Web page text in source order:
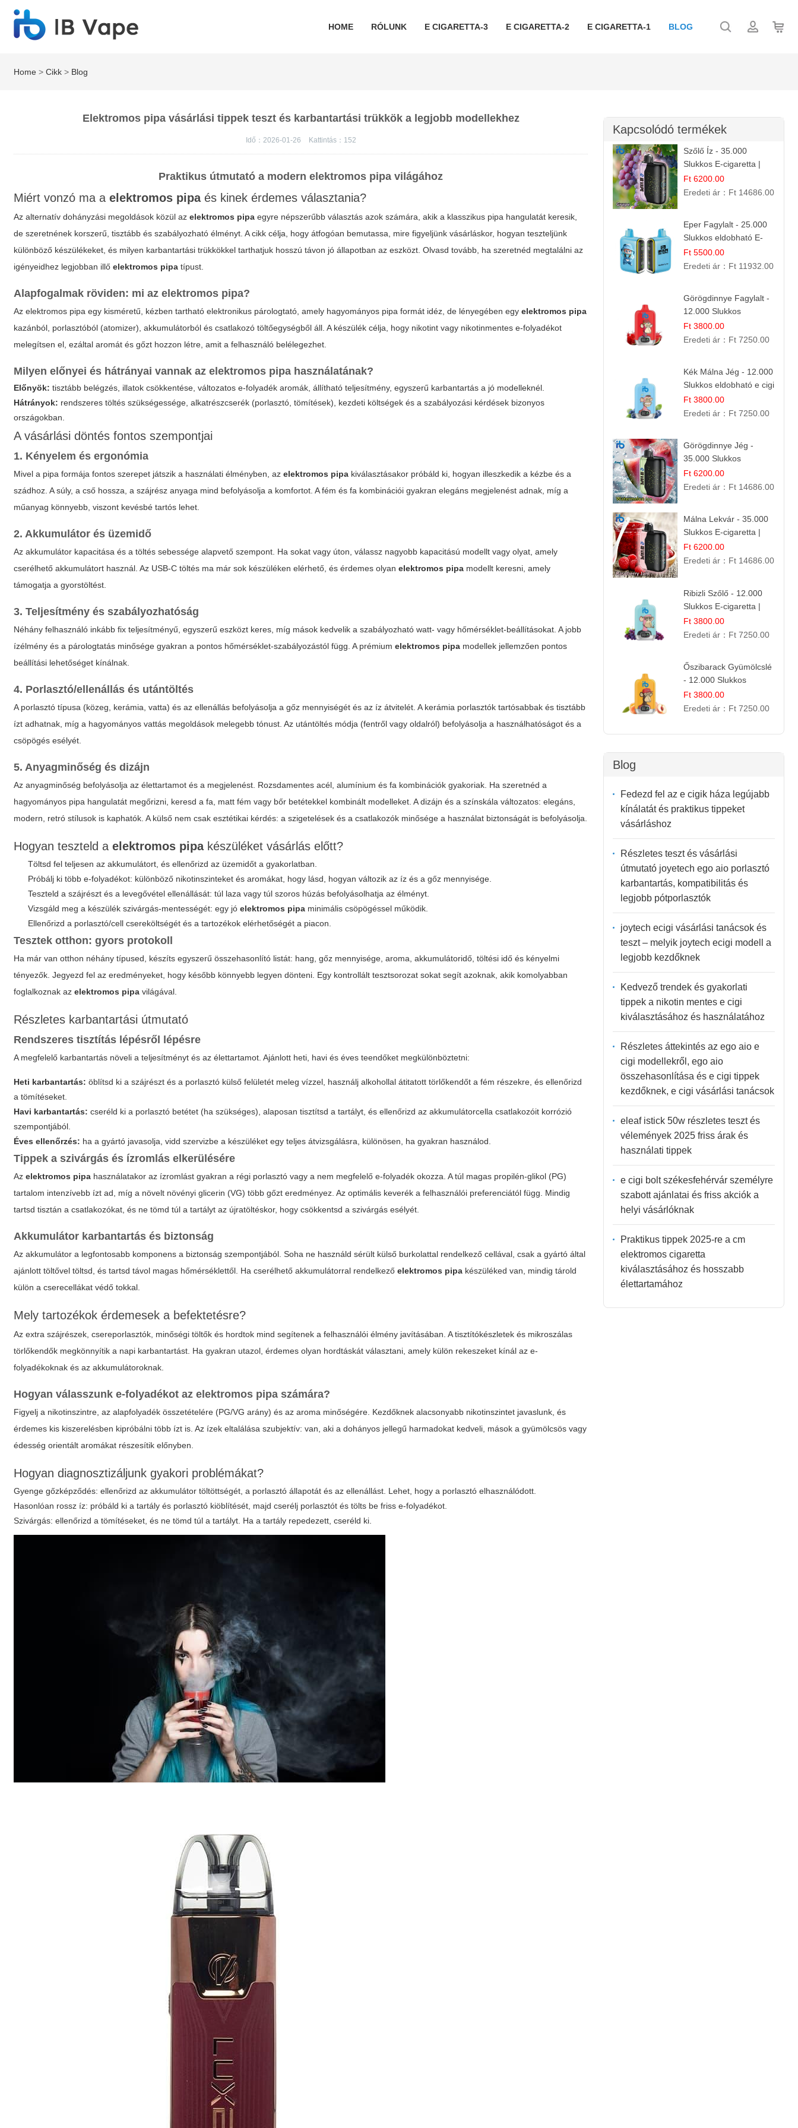
HOME RÓLUNK E CIGARETTA-3 E CIGARETTA-2 E CIGARETTA-1 BLOG
Home >Cikk > Blog
Elektromos pipa vásárlási tippek teszt és karbantartási trükkök a legjobb modellekhez
Idő：2026-01-26 Kattintás： 152
Praktikus útmutató a modernelektromos pipa világához
Miért vonzó ma aelektromos pipaés kinek érdemes választania?
Az alternatív dohányzási megoldások közül azelektromos pipa egyre népszerűbb választás azok számára, akik a klasszikus pipa hangulatát keresik,
de szeretnének korszerű, tisztább és szabályozható élményt. A cikk célja, hogy átfogóan bemutassa, mire figyeljünk vásárláskor, hogyan teszteljünk
különböző készülékeket, és milyen karbantartási trükkökkel tarthatjuk hosszú távon jó állapotban az eszközt. Olvasd tovább, ha szeretnéd megtalálni az
igényeidhez legjobban illőelektromos pipa típust.
Alapfogalmak röviden: mi azelektromos pipa?
Azelektromos pipa egy kisméretű, kézben tartható elektronikus párologtató, amely hagyományos pipa formát idéz, de lényegében egyelektromos pipa
kazánból, porlasztóból (atomizer), akkumulátorból és csatlakozó töltőegységből áll. A készülék célja, hogy nikotint vagy nikotinmentes e-folyadékot
melegítsen el, ezáltal aromát és gőzt hozzon létre, amit a felhasználó belélegezhet.
Milyen előnyei és hátrányai vannak azelektromos pipa használatának?
Előnyök: tisztább belégzés, illatok csökkentése, változatos e-folyadék aromák, állítható teljesítmény, egyszerű karbantartás a jó modelleknél.
Hátrányok: rendszeres töltés szükségessége, alkatrészcserék (porlasztó, tömítések), kezdeti költségek és a szabályozási kérdések bizonyos
országokban.
A vásárlási döntés fontos szempontjai
1. Kényelem és ergonómia
Mivel a pipa formája fontos szerepet játszik a használati élményben, azelektromos pipa kiválasztásakor próbáld ki, hogyan illeszkedik a kézbe és a
szádhoz. A súly, a cső hossza, a szájrész anyaga mind befolyásolja a komfortot. A fém és fa kombinációi gyakran elegáns megjelenést adnak, míg a
műanyag könnyebb, viszont kevésbé tartós lehet.
2. Akkumulátor és üzemidő
Az akkumulátor kapacitása és a töltés sebessége alapvető szempont. Ha sokat vagy úton, válassz nagyobb kapacitású modellt vagy olyat, amely
cserélhető akkumulátort használ. Az USB-C töltés ma már sok készüléken elérhető, és érdemes olyanelektromos pipa modellt keresni, amely
támogatja a gyorstöltést.
3. Teljesítmény és szabályozhatóság
Néhány felhasználó inkább fix teljesítményű, egyszerű eszközt keres, míg mások kedvelik a szabályozható watt- vagy hőmérséklet-beállításokat. A jobb
ízélmény és a párologtatás minősége gyakran a pontos hőmérséklet-szabályozástól függ. A prémiumelektromos pipa modellek jellemzően pontos
beállítási lehetőséget kínálnak.
4. Porlasztó/ellenállás és utántöltés
A porlasztó típusa (közeg, kerámia, vatta) és az ellenállás befolyásolja a gőz mennyiségét és az íz átvitelét. A kerámia porlasztók tartósabbak és tisztább
ízt adhatnak, míg a hagyományos vattás megoldások melegebb tónust. Az utántöltés módja (fentről vagy oldalról) befolyásolja a használhatóságot és a
csöpögés esélyét.
5. Anyagminőség és dizájn
Az anyagminőség befolyásolja az élettartamot és a megjelenést. Rozsdamentes acél, alumínium és fa kombinációk gyakoriak. Ha szeretnéd a
hagyományos pipa hangulatát megőrizni, keresd a fa, matt fém vagy bőr betétekkel kombinált modelleket. A dizájn és a színskála változatos: elegáns,
modern, retró stílusok is kaphatók. A külső nem csak esztétikai kérdés: a szigetelések és a csatlakozók minősége a használat biztonságát is befolyásolja.
Hogyan teszteld aelektromos pipakészüléket vásárlás előtt?
Töltsd fel teljesen az akkumulátort, és ellenőrizd az üzemidőt a gyakorlatban.
Próbálj ki több e-folyadékot: különböző nikotinszinteket és aromákat, hogy lásd, hogyan változik az íz és a gőz mennyisége.
Teszteld a szájrészt és a levegővétel ellenállását: túl laza vagy túl szoros húzás befolyásolhatja az élményt.
Vizsgáld meg a készülék szivárgás-mentességét: egy jóelektromos pipa minimális csöpögéssel működik.
Ellenőrizd a porlasztó/cell csereköltségét és a tartozékok elérhetőségét a piacon.
Tesztek otthon: gyors protokoll
Ha már van otthon néhány típused, készíts egyszerű összehasonlító listát: hang, gőz mennyisége, aroma, akkumulátoridő, töltési idő és kényelmi
tényezők. Jegyezd fel az eredményeket, hogy később könnyebb legyen dönteni. Egy kontrollált tesztsorozat sokat segít azoknak, akik komolyabban
foglalkoznak azelektromos pipa világával.
Részletes karbantartási útmutató
Rendszeres tisztítás lépésről lépésre
A megfelelő karbantartás növeli a teljesítményt és az élettartamot. Ajánlott heti, havi és éves teendőket megkülönböztetni:
Heti karbantartás: öblítsd ki a szájrészt és a porlasztó külső felületét meleg vízzel, használj alkohollal átitatott törlőkendőt a fém részekre, és ellenőrizd
a tömítéseket.
Havi karbantartás: cseréld ki a porlasztó betétet (ha szükséges), alaposan tisztítsd a tartályt, és ellenőrizd az akkumulátorcella csatlakozóit korrózió
szempontjából.
Éves ellenőrzés: ha a gyártó javasolja, vidd szervizbe a készüléket egy teljes átvizsgálásra, különösen, ha gyakran használod.
Tippek a szivárgás és ízromlás elkerülésére
Azelektromos pipa használatakor az ízromlást gyakran a régi porlasztó vagy a nem megfelelő e-folyadék okozza. A túl magas propilén-glikol (PG)
tartalom intenzívebb ízt ad, míg a növelt növényi glicerin (VG) több gőzt eredményez. Az optimális keverék a felhasználói preferenciától függ. Mindig
tartsd tisztán a csatlakozókat, és ne tömd túl a tartályt az újratöltéskor, hogy csökkentsd a szivárgás esélyét.
Akkumulátor karbantartás és biztonság
Az akkumulátor a legfontosabb komponens a biztonság szempontjából. Soha ne használd sérült külső burkolattal rendelkező cellával, csak a gyártó által
ajánlott töltővel töltsd, és tartsd távol magas hőmérséklettől. Ha cserélhető akkumulátorral rendelkezőelektromos pipa készüléked van, mindig tárold
külön a cserecellákat védő tokkal.
Mely tartozékok érdemesek a befektetésre?
Az extra szájrészek, csereporlasztók, minőségi töltők és hordtok mind segítenek a felhasználói élmény javításában. A tisztítókészletek és mikroszálas
törlőkendők megkönnyítik a napi karbantartást. Ha gyakran utazol, érdemes olyan hordtáskát választani, amely külön rekeszeket kínál az e-
folyadékoknak és az akkumulátoroknak.
Hogyan válasszunk e-folyadékot azelektromos pipa számára?
Figyelj a nikotinszintre, az alapfolyadék összetételére (PG/VG arány) és az aroma minőségére. Kezdőknek alacsonyabb nikotinszintet javaslunk, és
érdemes kis kiszerelésben kipróbálni több ízt is. Az ízek eltalálása szubjektív: van, aki a dohányos jellegű harmadokat kedveli, mások a gyümölcsös vagy
édesség orientált aromákat részesítik előnyben.
Hogyan diagnosztizáljunk gyakori problémákat?
Gyenge gőzképződés: ellenőrizd az akkumulátor töltöttségét, a porlasztó állapotát és az ellenállást. Lehet, hogy a porlasztó elhasználódott.
Hasonlóan rossz íz: próbáld ki a tartály és porlasztó kiöblítését, majd cserélj porlasztót és tölts be friss e-folyadékot.
Szivárgás: ellenőrizd a tömítéseket, és ne tömd túl a tartályt. Ha a tartály repedezett, cseréld ki.
Kapcsolódó termékek
Szőlő Íz - 35.000
Slukkos E-cigaretta |
Friss Gyümölcs Aroma
Ft 6200.00
Eredeti ár： Ft 14686.00
Eper Fagylalt - 25.000
Slukkos eldobható E-
cigaretta | Édes
Desszert Íz
Ft 5500.00
Eredeti ár： Ft 11932.00
Görögdinnye Fagylalt -
12.000 Slukkos
eldobható e-Cigaretta
Ft 3800.00
Eredeti ár： Ft 7250.00
Kék Málna Jég - 12.000
Slukkos eldobható e cigi
| Frissítő Bogyós Íz
Ft 3800.00
Eredeti ár： Ft 7250.00
Görögdinnye Jég -
35.000 Slukkos
eldobható vape |
IBVape Bar Frissítő
Ft 6200.00
Eredeti ár： Ft 14686.00
Málna Lekvár - 35.000
Slukkos E-cigaretta |
IBVape Bar Édes
Gyümölcs Íz
Ft 6200.00
Eredeti ár： Ft 14686.00
Ribizli Szőlő - 12.000
Slukkos E-cigaretta |
Kifinomult Gyümölcs Íz
Ft 3800.00
Eredeti ár： Ft 7250.00
Őszibarack Gyümölcslé
- 12.000 Slukkos
eldobható e-Cigaretta |
Friss Gyümölcs Íz
Ft 3800.00
Eredeti ár： Ft 7250.00
Blog
Fedezd fel az e cigik háza legújabb
kínálatát és praktikus tippeket
vásárláshoz
Részletes teszt és vásárlási
útmutató joyetech ego aio porlasztó
karbantartás, kompatibilitás és
legjobb pótporlasztók
joytech ecigi vásárlási tanácsok és
teszt – melyik joytech ecigi modell a
legjobb kezdőknek
Kedvező trendek és gyakorlati
tippek a nikotin mentes e cigi
kiválasztásához és használatához
Részletes áttekintés az ego aio e
cigi modellekről, ego aio
összehasonlítása és e cigi tippek
kezdőknek, e cigi vásárlási tanácsok
eleaf istick 50w részletes teszt és
vélemények 2025 friss árak és
használati tippek
e cigi bolt székesfehérvár személyre
szabott ajánlatai és friss akciók a
helyi vásárlóknak
Praktikus tippek 2025-re a cm
elektromos cigaretta
kiválasztásához és hosszabb
élettartamához